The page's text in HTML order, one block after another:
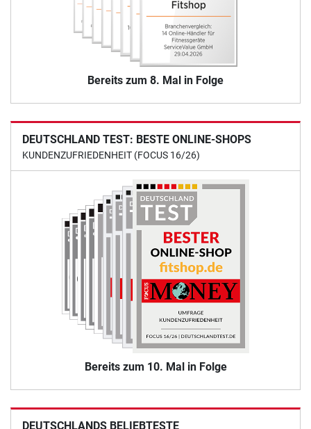
Bereits zum 8. Mal in Folge
DEUTSCHLAND TEST: BESTE ONLINE-SHOPS
KUNDENZUFRIEDENHEIT (FOCUS 16/26)
Bereits zum 10. Mal in Folge
DEUTSCHLANDS BELIEBTESTE